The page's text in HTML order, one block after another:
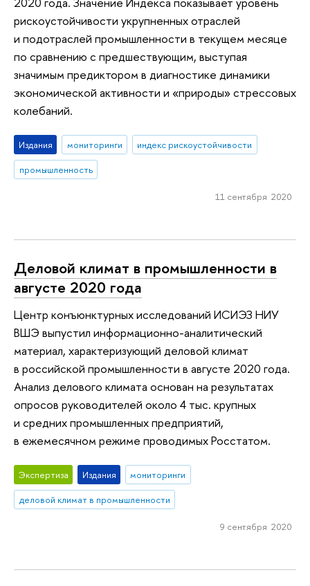
рискоустойчивости укрупненных отраслей
и подотраслей промышленности в текущем месяце
по сравнению с предшествующим, выступая
значимым предиктором в диагностике динамики
экономической активности и «природы» стрессовых
колебаний.
Издания мониторинги
индекс рискоустойчивости
промышленность
11 сентября 2020
Деловой климат в промышленности в
августе 2020 года
Центр конъюнктурных исследований ИСИЭЗ НИУ
ВШЭ выпустил информационно-аналитический
материал, характеризующий деловой климат
в российской промышленности в августе 2020 года.
Анализ делового климата основан на результатах
опросов руководителей около 4 тыс. крупных
и средних промышленных предприятий,
в ежемесячном режиме проводимых Росстатом.
Экспертиза Издания
мониторинги
деловой климат в промышленности
9 сентября 2020